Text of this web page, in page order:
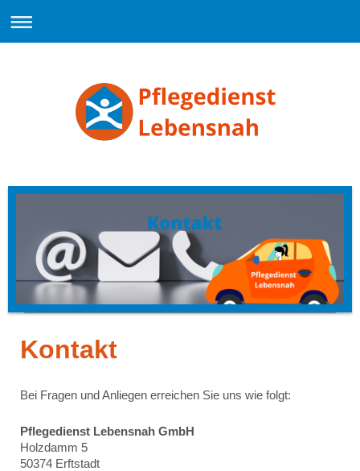
Kontakt
Bei Fragen und Anliegen erreichen Sie uns wie folgt:
Pflegedienst Lebensnah GmbH
Holzdamm 5
50374 Erftstadt